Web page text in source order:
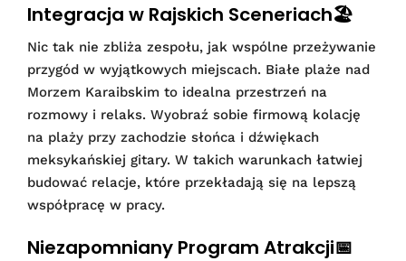
Integracja w Rajskich Sceneriach🏖️
Nic tak nie zbliża zespołu, jak wspólne przeżywanie
przygód w wyjątkowych miejscach. Białe plaże nad
Morzem Karaibskim to idealna przestrzeń na
rozmowy i relaks. Wyobraź sobie firmową kolację
na plaży przy zachodzie słońca i dźwiękach
meksykańskiej gitary. W takich warunkach łatwiej
budować relacje, które przekładają się na lepszą
współpracę w pracy.
Niezapomniany Program Atrakcji📅